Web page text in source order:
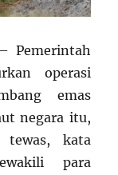
Pemerintah
operasi
emas
negara itu,
tewas, kata
para